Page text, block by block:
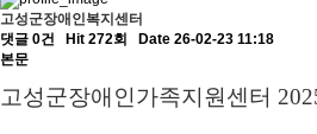
고성군장애인복지센터
댓글 0건
Hit 272회
Date 26-02-23 11:18
본문
고성군장애인가족지원센터